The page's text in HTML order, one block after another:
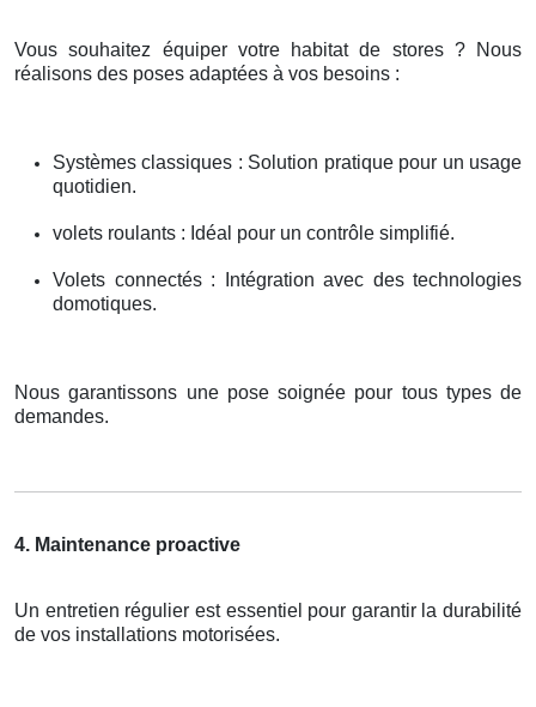
Vous souhaitez équiper votre habitat de stores ? Nous
réalisons des poses adaptées à vos besoins :
Systèmes classiques : Solution pratique pour un usage
quotidien.
volets roulants : Idéal pour un contrôle simplifié.
Volets connectés : Intégration avec des technologies
domotiques.
Nous garantissons une pose soignée pour tous types de
demandes.
4. Maintenance proactive
Un entretien régulier est essentiel pour garantir la durabilité
de vos installations motorisées.